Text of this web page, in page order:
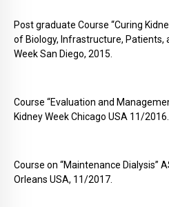
Post graduate Course “Curing
of Biology, Infrastructure, Patients,
Week San Diego, 2015.
Course “Evaluation and
Kidney Week Chicago USA 11/2016.
Course on “Maintenance Dialysis”
Orleans USA, 11/2017.